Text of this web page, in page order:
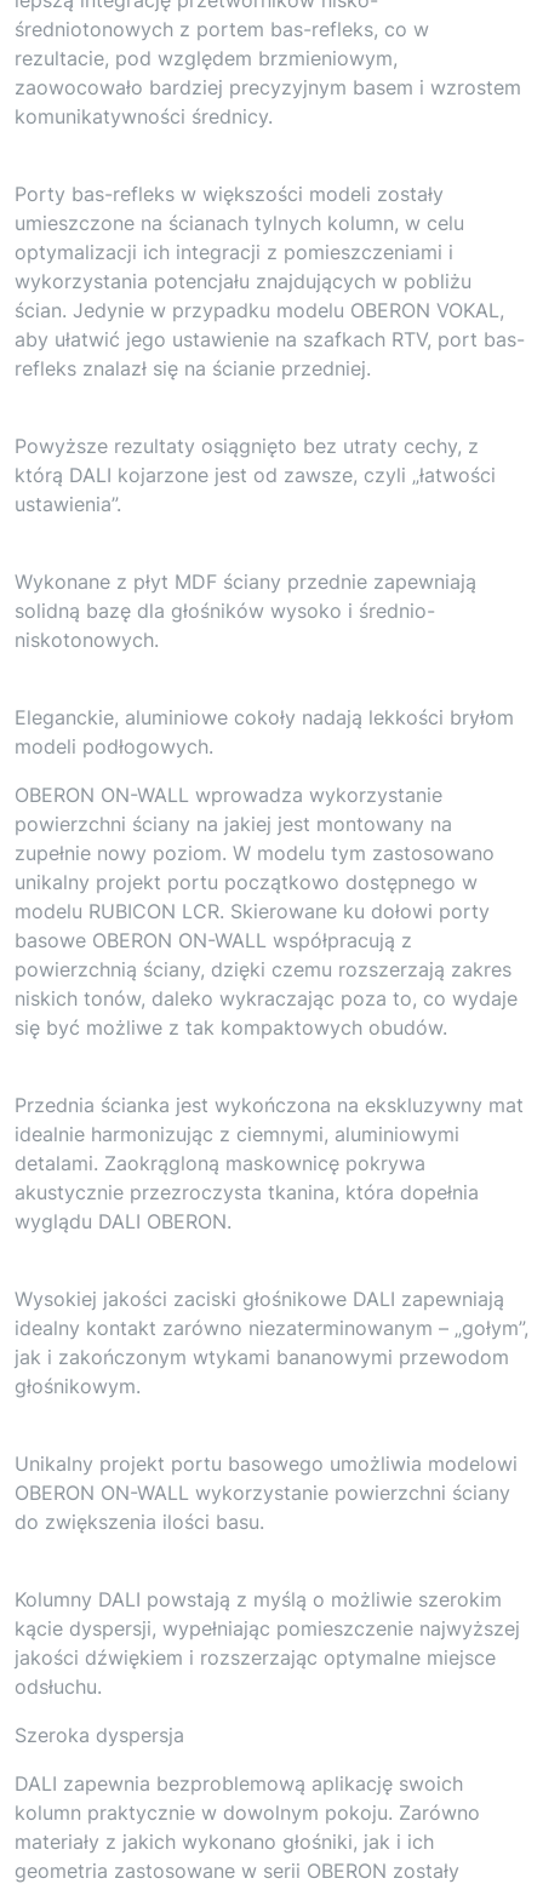
średniotonowych z portem bas-refleks, co w
rezultacie, pod względem brzmieniowym,
zaowocowało bardziej precyzyjnym basem i wzrostem
komunikatywności średnicy.
Porty bas-refleks w większości modeli zostały
umieszczone na ścianach tylnych kolumn, w celu
optymalizacji ich integracji z pomieszczeniami i
wykorzystania potencjału znajdujących w pobliżu
ścian. Jedynie w przypadku modelu OBERON VOKAL,
aby ułatwić jego ustawienie na szafkach RTV, port bas-
refleks znalazł się na ścianie przedniej.
Powyższe rezultaty osiągnięto bez utraty cechy, z
którą DALI kojarzone jest od zawsze, czyli „łatwości
ustawienia”.
Wykonane z płyt MDF ściany przednie zapewniają
solidną bazę dla głośników wysoko i średnio-
niskotonowych.
Eleganckie, aluminiowe cokoły nadają lekkości bryłom
modeli podłogowych.
OBERON ON-WALL wprowadza wykorzystanie
powierzchni ściany na jakiej jest montowany na
zupełnie nowy poziom. W modelu tym zastosowano
unikalny projekt portu początkowo dostępnego w
modelu RUBICON LCR. Skierowane ku dołowi porty
basowe OBERON ON-WALL współpracują z
powierzchnią ściany, dzięki czemu rozszerzają zakres
niskich tonów, daleko wykraczając poza to, co wydaje
się być możliwe z tak kompaktowych obudów.
Przednia ścianka jest wykończona na ekskluzywny mat
idealnie harmonizując z ciemnymi, aluminiowymi
detalami. Zaokrągloną maskownicę pokrywa
akustycznie przezroczysta tkanina, która dopełnia
wyglądu DALI OBERON.
Wysokiej jakości zaciski głośnikowe DALI zapewniają
idealny kontakt zarówno niezaterminowanym – „gołym”,
jak i zakończonym wtykami bananowymi przewodom
głośnikowym.
Unikalny projekt portu basowego umożliwia modelowi
OBERON ON-WALL wykorzystanie powierzchni ściany
do zwiększenia ilości basu.
Kolumny DALI powstają z myślą o możliwie szerokim
kącie dyspersji, wypełniając pomieszczenie najwyższej
jakości dźwiękiem i rozszerzając optymalne miejsce
odsłuchu.
Szeroka dyspersja
DALI zapewnia bezproblemową aplikację swoich
kolumn praktycznie w dowolnym pokoju. Zarówno
materiały z jakich wykonano głośniki, jak i ich
geometria zastosowane w serii OBERON zostały